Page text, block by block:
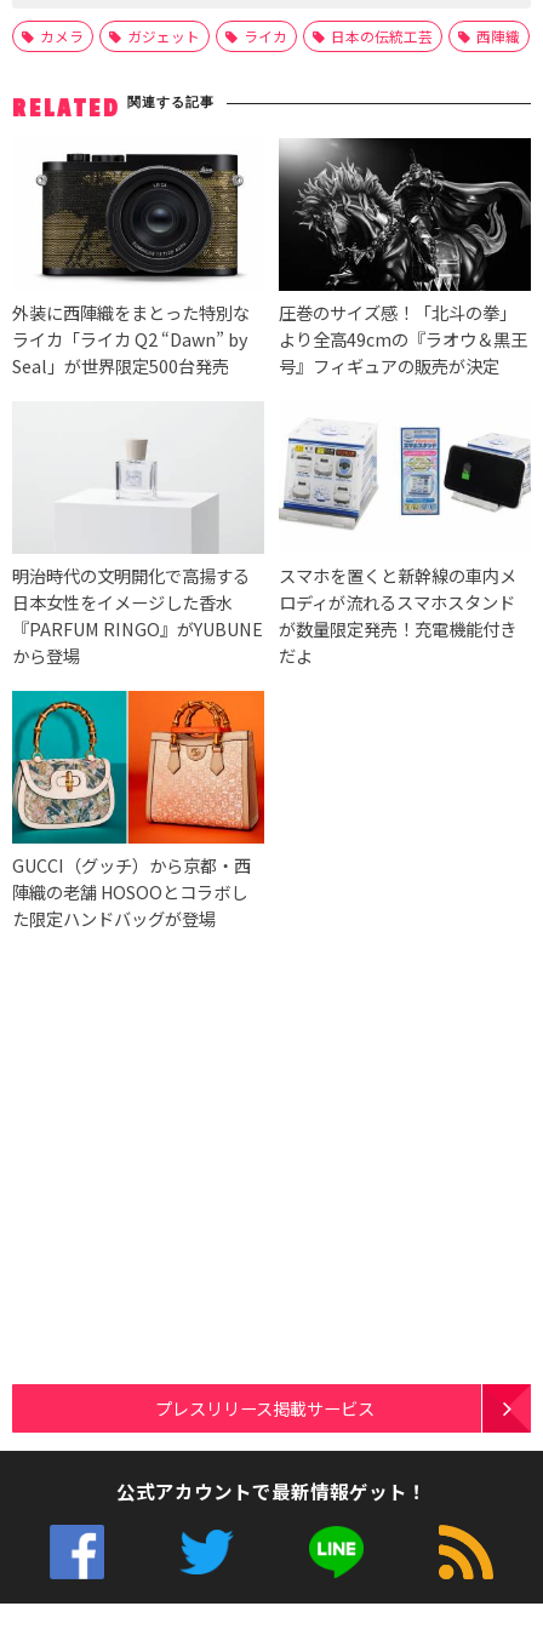
カメラ ガジェット ライカ 日本の伝統工芸 西陣織
RELATED 関連する記事
外装に西陣織をまとった特別な
ライカ「ライカ Q2 “Dawn” by
Seal」が世界限定500台発売
圧巻のサイズ感！「北斗の拳」
より全高49cmの『ラオウ＆黒王
号』フィギュアの販売が決定
明治時代の文明開化で高揚する
日本女性をイメージした香水
『PARFUM RINGO』がYUBUNE
から登場
スマホを置くと新幹線の車内メ
ロディが流れるスマホスタンド
が数量限定発売！充電機能付き
だよ
GUCCI（グッチ）から京都・西
陣織の老舗 HOSOOとコラボし
た限定ハンドバッグが登場
プレスリリース掲載サービス
公式アカウントで最新情報ゲット！